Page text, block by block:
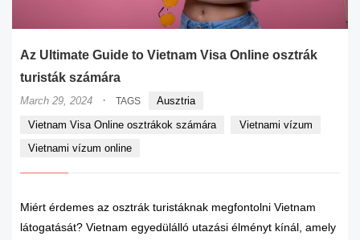
Az Ultimate Guide to Vietnam Visa Online osztrák
turisták számára
March 29, 2024 · TAGS
Ausztria
Vietnam Visa Online osztrákok számára
Vietnami vízum
Vietnami vízum online
Miért érdemes az osztrák turistáknak megfontolni Vietnam
látogatását? Vietnam egyedülálló utazási élményt kínál, amely